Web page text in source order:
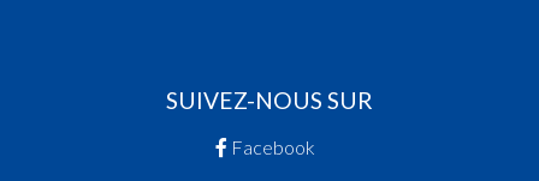
SUIVEZ-NOUS SUR
Facebook